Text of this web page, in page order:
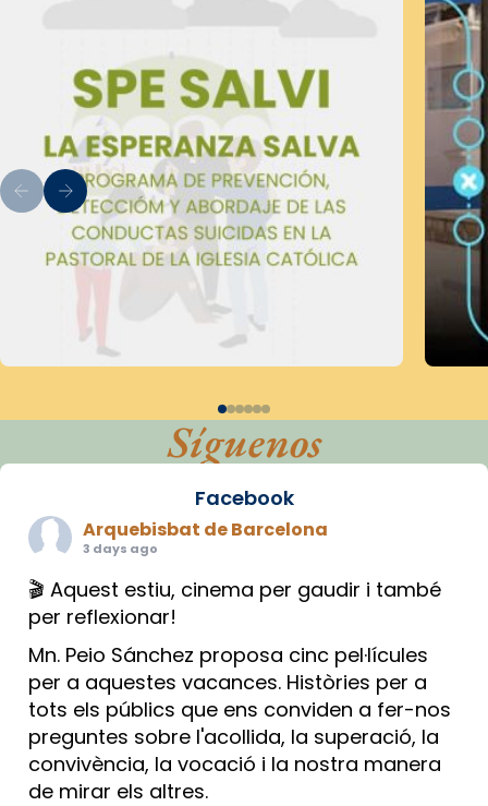
Síguenos
Facebook
Arquebisbat de Barcelona
3 days ago
🎬 Aquest estiu, cinema per gaudir i també
per reflexionar!
Mn. Peio Sánchez proposa cinc pel·lícules
per a aquestes vacances. Històries per a
tots els públics que ens conviden a fer-nos
preguntes sobre l'acollida, la superació, la
convivència, la vocació i la nostra manera
de mirar els altres.